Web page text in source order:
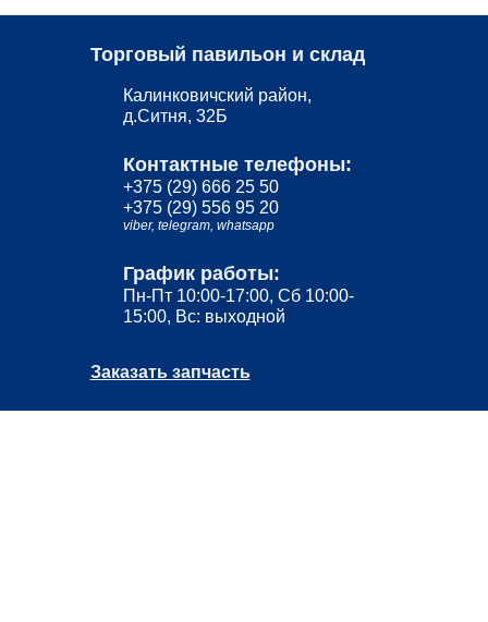
Торговый павильон и склад
Калинковичский район,
д.Ситня, 32Б
Контактные телефоны:
+375 (29) 666 25 50
+375 (29) 556 95 20
viber, telegram, whatsapp
График работы:
Пн-Пт 10:00-17:00, Сб 10:00-
15:00, Вс: выходной
Заказать запчасть